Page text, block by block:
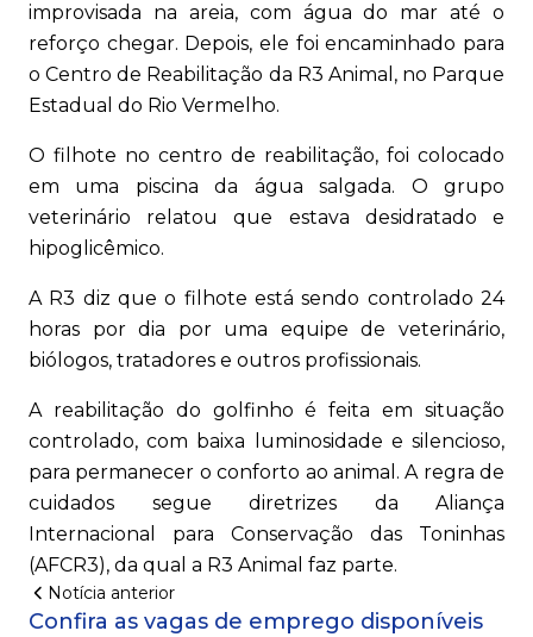
improvisada na areia, com água do mar até o
reforço chegar. Depois, ele foi encaminhado para
o Centro de Reabilitação da R3 Animal, no Parque
Estadual do Rio Vermelho.
O filhote no centro de reabilitação, foi colocado
em uma piscina da água salgada. O grupo
veterinário relatou que estava desidratado e
hipoglicêmico.
A R3 diz que o filhote está sendo controlado 24
horas por dia por uma equipe de veterinário,
biólogos, tratadores e outros profissionais.
A reabilitação do golfinho é feita em situação
controlado, com baixa luminosidade e silencioso,
para permanecer o conforto ao animal. A regra de
cuidados segue diretrizes da Aliança
Internacional para Conservação das Toninhas
(AFCR3), da qual a R3 Animal faz parte.
Notícia anterior
Confira as vagas de emprego disponíveis